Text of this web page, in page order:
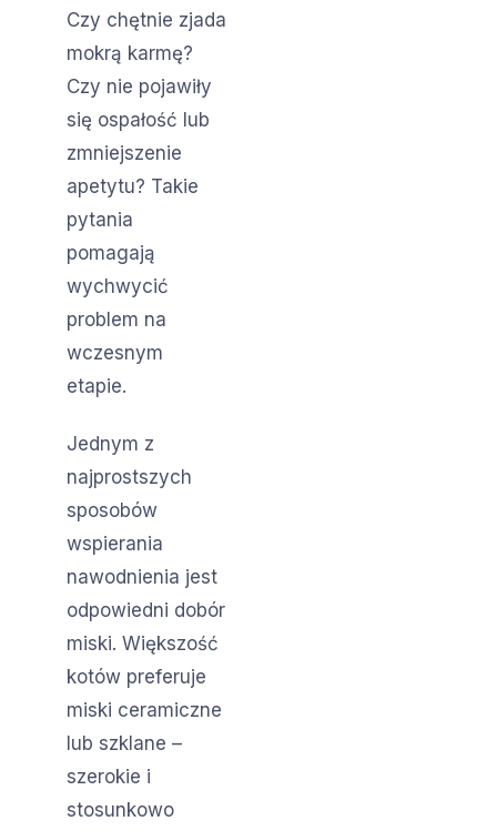
Czy chętnie zjada
mokrą karmę?
Czy nie pojawiły
się ospałość lub
zmniejszenie
apetytu? Takie
pytania
pomagają
wychwycić
problem na
wczesnym
etapie.
Jednym z
najprostszych
sposobów
wspierania
nawodnienia jest
odpowiedni dobór
miski. Większość
kotów preferuje
miski ceramiczne
lub szklane –
szerokie i
stosunkowo